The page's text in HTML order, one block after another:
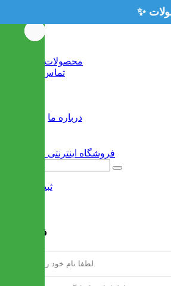
محصولات جدید
تماس با ما
درباره ما
ثبت نام
فرم ثبت نام